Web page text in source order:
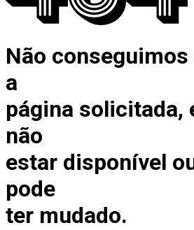
Não
a
página solicitada,
não
estar disponível
pode
ter mudado.